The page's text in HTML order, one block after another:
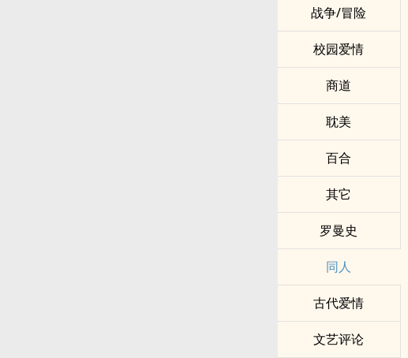
战争/冒险
校园爱情
商道
耽美
百合
其它
罗曼史
同人
古代爱情
文艺评论